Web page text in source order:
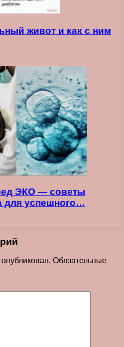
живот и как с ним
ЭКО — советы
для успешного…
Обязательные